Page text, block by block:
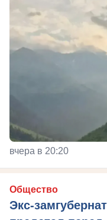
вчера в 20:20
Общество
Экс-